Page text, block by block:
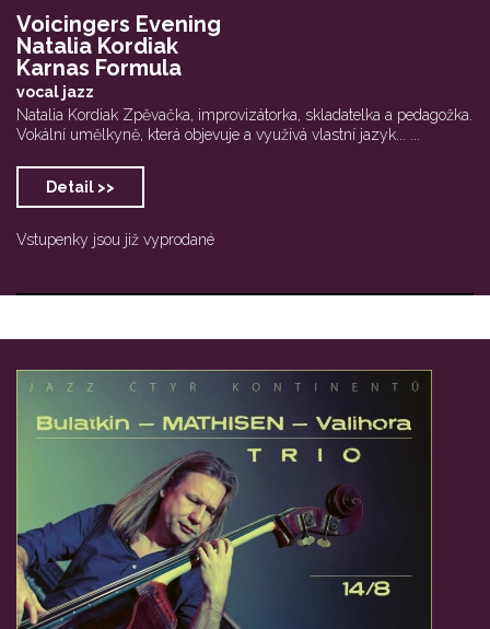
Voicingers Evening
Natalia Kordiak
Karnas Formula
vocal jazz
Natalia Kordiak Zpěvačka, improvizátorka, skladatelka a pedagožka.
Vokální umělkyně, která objevuje a využívá vlastní jazyk... ...
Detail >>
Vstupenky jsou již vyprodané